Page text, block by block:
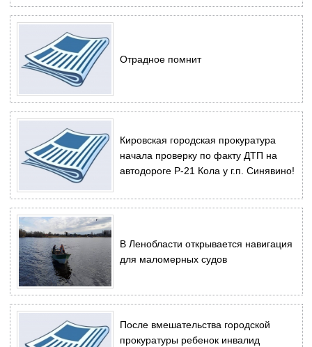
Отрадное помнит
Кировская городская прокуратура
начала проверку по факту ДТП на
автодороге Р-21 Кола у г.п. Синявино!
В Ленобласти открывается навигация
для маломерных судов
После вмешательства городской
прокуратуры ребенок инвалид